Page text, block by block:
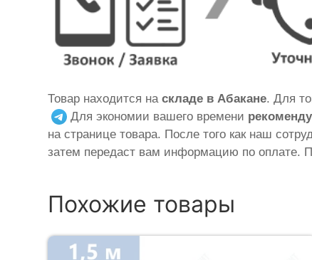
Товар находится наскладе в Абакане. Для
Для экономии вашего времени
на странице товара. После того как наш
затем передаст вам информацию по оплате.
Похожие товары